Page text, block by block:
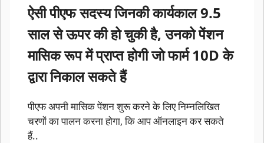
ऐसी पीएफ सदस्य जिनकी कार्यकाल 9.5
साल से ऊपर की हो चुकी है, उनको पेंशन
मासिक रूप में प्राप्त होगी जो फार्म 10D के
द्वारा निकाल सकते हैं
पीएफ अपनी मासिक पेंशन शुरू करने के लिए निम्नलिखित
चरणों का पालन करना होगा, कि आप ऑनलाइन कर सकते
हैं..